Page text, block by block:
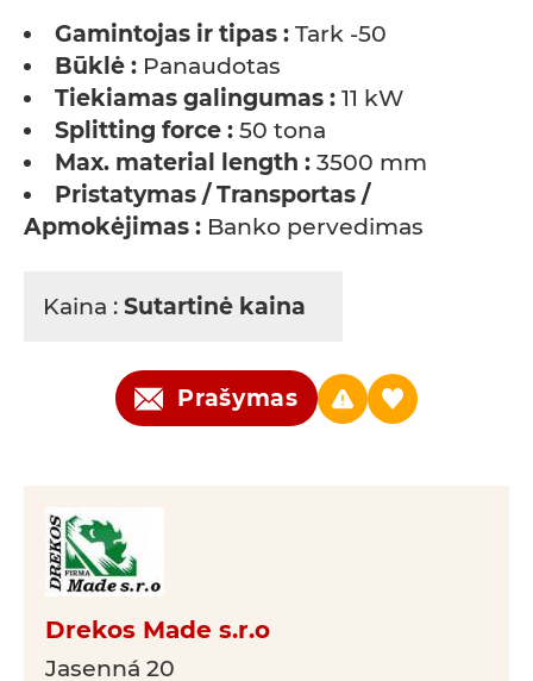
Gamintojas ir tipas : Tark -50
Būklė : Panaudotas
Tiekiamas galingumas : 11 kW
Splitting force : 50 tona
Max. material length : 3500 mm
Pristatymas / Transportas /
Apmokėjimas : Banko pervedimas
Kaina : Sutartinė kaina
Prašymas
Drekos Made s.r.o
Jasenná 20